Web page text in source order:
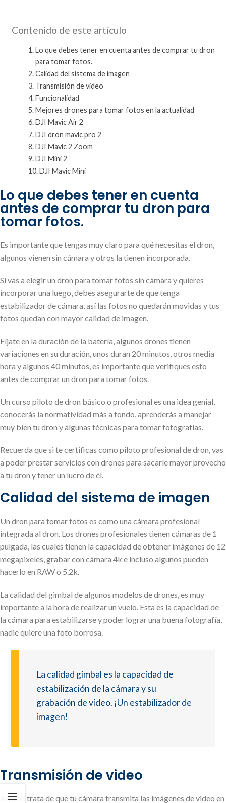
Contenido de este artículo
Lo que debes tener en cuenta antes de comprar tu dron
para tomar fotos.
Calidad del sistema de imagen
Transmisión de video
Funcionalidad
Mejores drones para tomar fotos en la actualidad
DJI Mavic Air 2
DJI dron mavic pro 2
DJI Mavic 2 Zoom
DJI Mini 2
DJI Mavic Mini
Lo que debes tener en cuenta
antes de comprar tu dron para
tomar fotos.
Es importante que tengas muy claro para qué necesitas el dron,
algunos vienen sin cámara y otros la tienen incorporada.
Si vas a elegir un dron para tomar fotos sin cámara y quieres
incorporar una luego, debes asegurarte de que tenga
estabilizador de cámara, así las fotos no quedarán movidas y tus
fotos quedan con mayor calidad de imagen.
Fíjate en la duración de la batería, algunos drones tienen
variaciones en su duración, unos duran 20 minutos, otros media
hora y algunos 40 minutos, es importante que verifiques esto
antes de comprar un dron para tomar fotos.
Un curso piloto de dron básico o profesional es una idea genial,
conocerás la normatividad más a fondo, aprenderás a manejar
muy bien tu dron y algunas técnicas para tomar fotografías.
Recuerda que si te certificas como piloto profesional de dron, vas
a poder prestar servicios con drones para sacarle mayor provecho
a tu dron y tener un lucro de él.
Calidad del sistema de imagen
Un dron para tomar fotos es como una cámara profesional
integrada al dron. Los drones profesionales tienen cámaras de 1
pulgada, las cuales tienen la capacidad de obtener imágenes de 12
megapixeles, grabar con cámara 4k e incluso algunos pueden
hacerlo en RAW o 5.2k.
La calidad del gimbal de algunos modelos de drones, es muy
importante a la hora de realizar un vuelo. Esta es la capacidad de
la cámara para estabilizarse y poder lograr una buena fotografía,
nadie quiere una foto borrosa.
La calidad gimbal es la capacidad de
estabilización de la cámara y su
grabación de video. ¡Un estabilizador de
imagen!
Transmisión de video
Aquí se trata de que tu cámara transmita las imágenes de video en